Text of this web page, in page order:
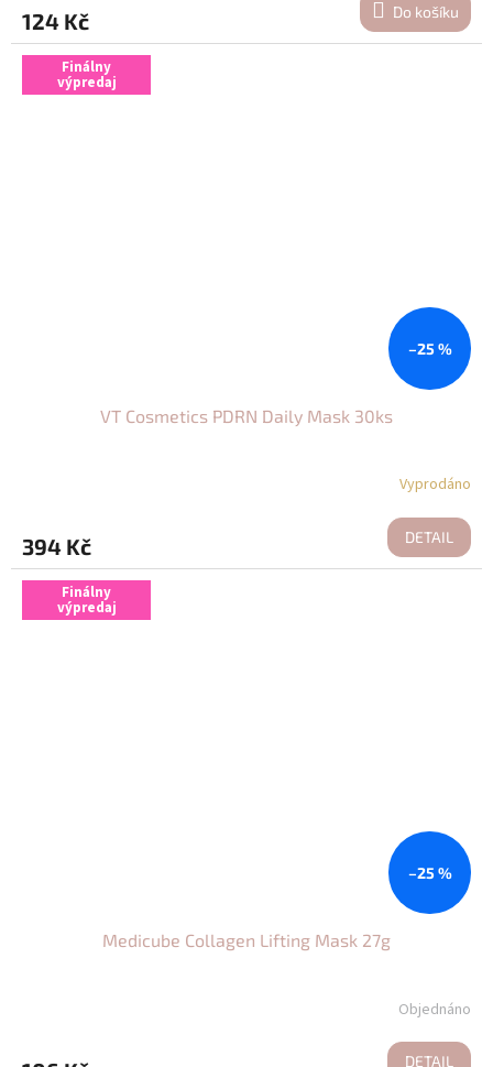
124 Kč Do košíku
Finálny
výpredaj
–25 %
VT Cosmetics PDRN Daily Mask 30ks
Vyprodáno
394 Kč DETAIL
Finálny
výpredaj
–25 %
Medicube Collagen Lifting Mask 27g
Objednáno
DETAIL